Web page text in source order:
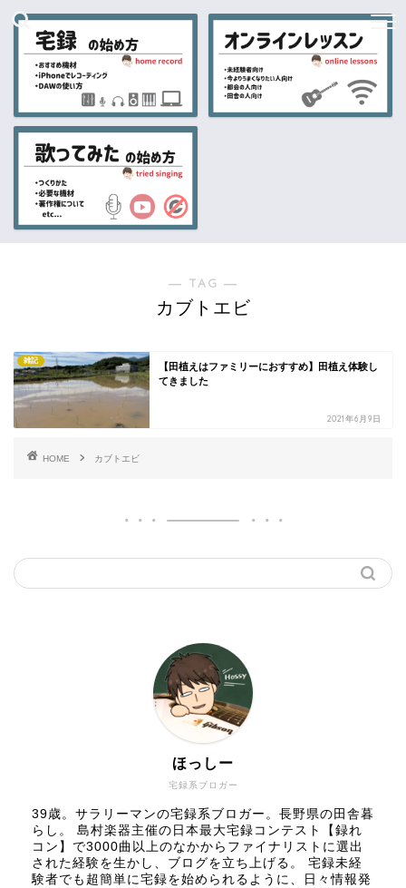
― TAG ―
カブトエビ
雑記
【田植えはファミリーにおすすめ】田植え体験し
てきました
2021年6月9日
HOME カブトエビ
宅録系ブロガー
ほっしー
39歳。サラリーマンの宅録系ブロガー。長野県の田舎暮
らし。 島村楽器主催の日本最大宅録コンテスト【録れ
コン】で3000曲以上のなかからファイナリストに選出
された経験を生かし、ブログを立ち上げる。 宅録未経
験者でも超簡単に宅録を始められるように、日々情報発